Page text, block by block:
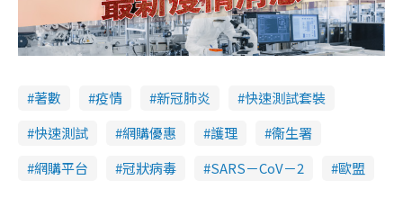
著數 疫情 新冠肺炎
快速測試套裝
快速測試
網購優惠 護理
衞生署
網購平台
冠狀病毒 SARS－CoV－2 歐盟